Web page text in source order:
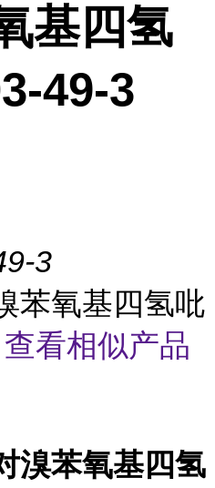
基四氢
49-3
3
苯氧基四氢吡
查看相似产品
溴苯氧基四氢